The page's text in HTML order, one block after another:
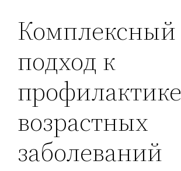
Комплексный
подход к
профилактике
возрастных
заболеваний